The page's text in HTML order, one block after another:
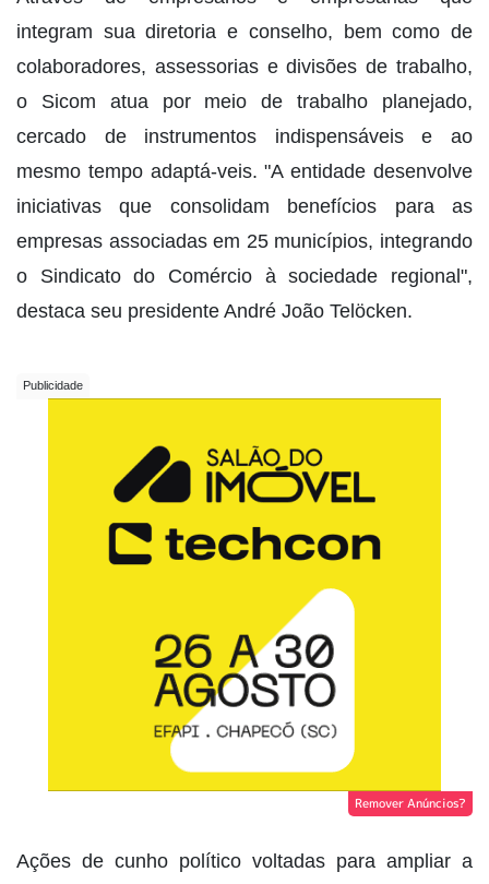
integram sua diretoria e conselho, bem como de
colaboradores, assessorias e divisões de trabalho,
o Sicom atua por meio de trabalho planejado,
cercado de instrumentos indispensáveis e ao
mesmo tempo adaptá-veis. "A entidade desenvolve
iniciativas que consolidam benefícios para as
empresas associadas em 25 municípios, integrando
o Sindicato do Comércio à sociedade regional",
destaca seu presidente André João Telöcken.
Remover Anúncios?
Ações de cunho político voltadas para ampliar a